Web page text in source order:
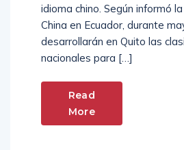
idioma chino. Según informó
China en Ecuador, durante
desarrollarán en Quito las
nacionales para […]
Read
More